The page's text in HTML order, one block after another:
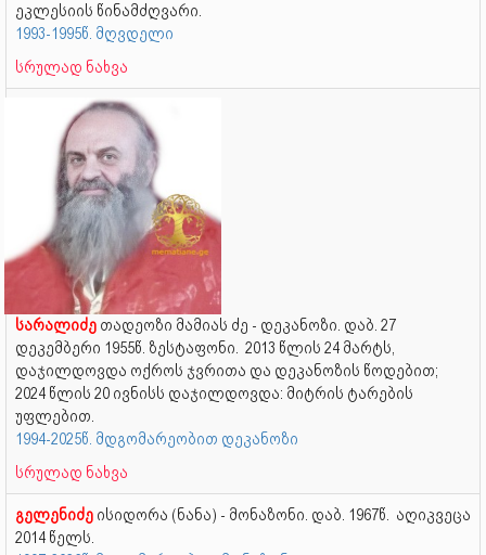
ეკლესიის წინამძღვარი.
1993-1995წ. მღვდელი
სრულად ნახვა
სარალიძე თადეოზი მამიას ძე - დეკანოზი. დაბ. 27
დეკემბერი 1955წ. ზესტაფონი. 2013 წლის 24 მარტს,
დაჯილდოვდა ოქროს ჯვრითა და დეკანოზის წოდებით;
2024 წლის 20 ივნისს დაჯილდოვდა: მიტრის ტარების
უფლებით.
1994-2025წ. მდგომარეობით დეკანოზი
სრულად ნახვა
გელენიძე ისიდორა (ნანა) - მონაზონი. დაბ. 1967წ. აღიკვეცა
2014 წელს.